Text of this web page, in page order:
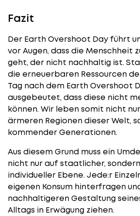
Fazit
Der Earth Overshoot Day führt
vor Augen, dass die Menschheit
geht, der nicht nachhaltig ist.
die erneuerbaren Ressourcen
Tag nach dem Earth Overshoot
ausgebeutet, dass diese nicht
können. Wir leben somit nicht
ärmeren Regionen dieser Welt,
kommender Generationen.
Aus diesem Grund muss ein
nicht nur auf staatlicher,
individueller Ebene. Jede:r
eigenen Konsum hinterfragen
nachhaltigeren Gestaltung
Alltags in Erwägung ziehen.